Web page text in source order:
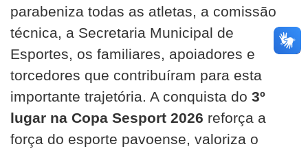
parabeniza todas as atletas, a comissão
técnica, a Secretaria Municipal de
Esportes, os familiares, apoiadores e
torcedores que contribuíram para esta
importante trajetória. A conquista do 3º
lugar na Copa Sesport 2026 reforça a
força do esporte pavoense, valoriza o